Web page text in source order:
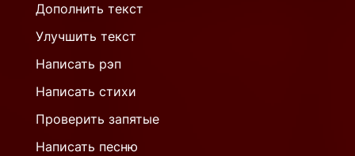
Дополнить текст
Улучшить текст
Написать рэп
Написать стихи
Проверить запятые
Написать песню